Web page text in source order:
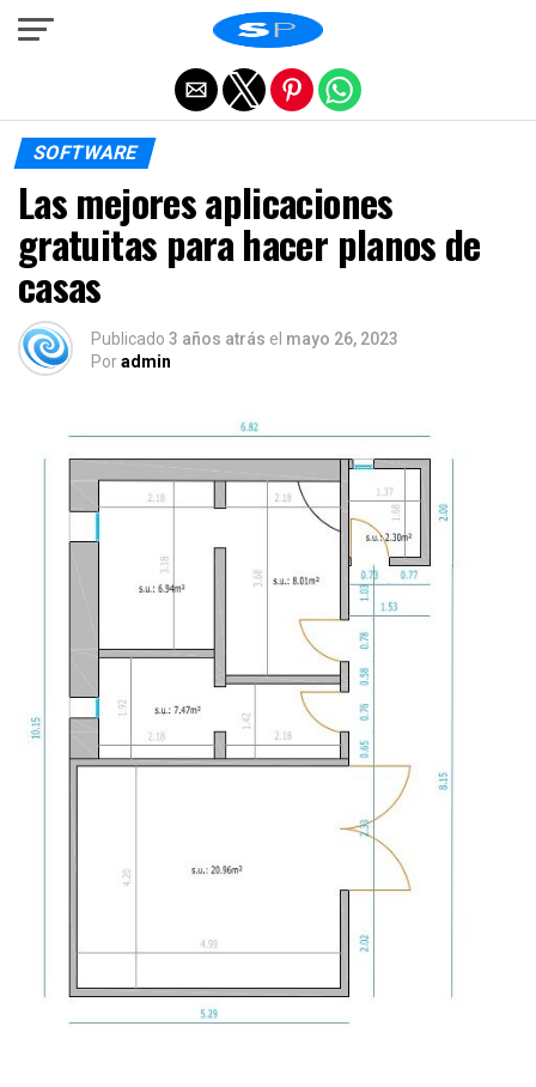
SOFTWARE
Las mejores aplicaciones
gratuitas para hacer planos de
casas
Publicado 3 años atrás el mayo 26, 2023
Poradmin
Salir de la versión móvil